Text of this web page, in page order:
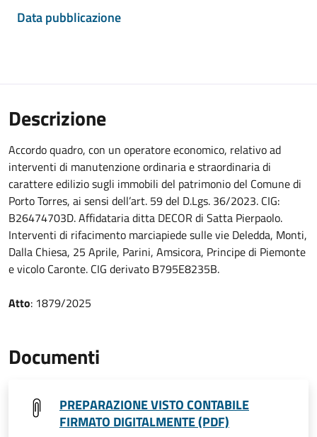
Data pubblicazione
Descrizione
Accordo quadro, con un operatore economico, relativo ad
interventi di manutenzione ordinaria e straordinaria di
carattere edilizio sugli immobili del patrimonio del Comune di
Porto Torres, ai sensi dell’art. 59 del D.Lgs. 36/2023. CIG:
B26474703D. Affidataria ditta DECOR di Satta Pierpaolo.
Interventi di rifacimento marciapiede sulle vie Deledda, Monti,
Dalla Chiesa, 25 Aprile, Parini, Amsicora, Principe di Piemonte
e vicolo Caronte. CIG derivato B795E8235B.
Atto: 1879/2025
Documenti
PREPARAZIONE VISTO CONTABILE
FIRMATO DIGITALMENTE (PDF)